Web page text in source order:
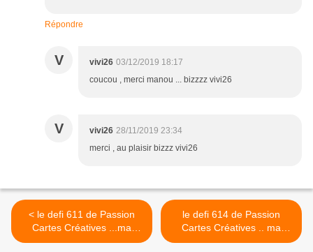
Répondre
V vivi26 03/12/2019 18:17
coucou , merci manou ... bizzzz vivi26
V vivi26 28/11/2019 23:34
merci , au plaisir bizzz vivi26
< le defi 611 de Passion
Cartes Créatives ...ma
proposition :
le defi 614 de Passion
Cartes Créatives .. ma
réalisation >